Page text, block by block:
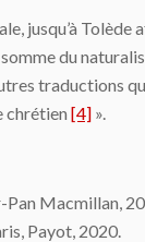
jusqu’à Tolède
du
traductions
chrétien [4] ».
Pan Macmillan,
Payot, 2020.